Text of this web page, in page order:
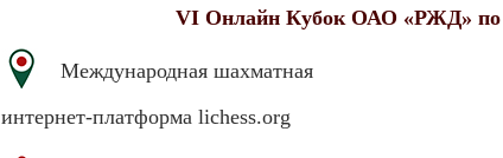
VI Онлайн Кубок ОАО «РЖД»
Международная шахматная
интернет-платформа lichess.org